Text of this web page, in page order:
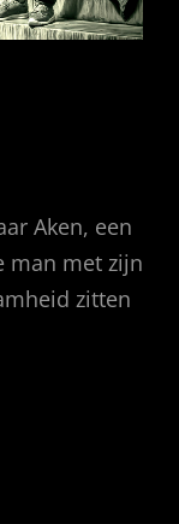
Aken, een
man met zijn
zitten